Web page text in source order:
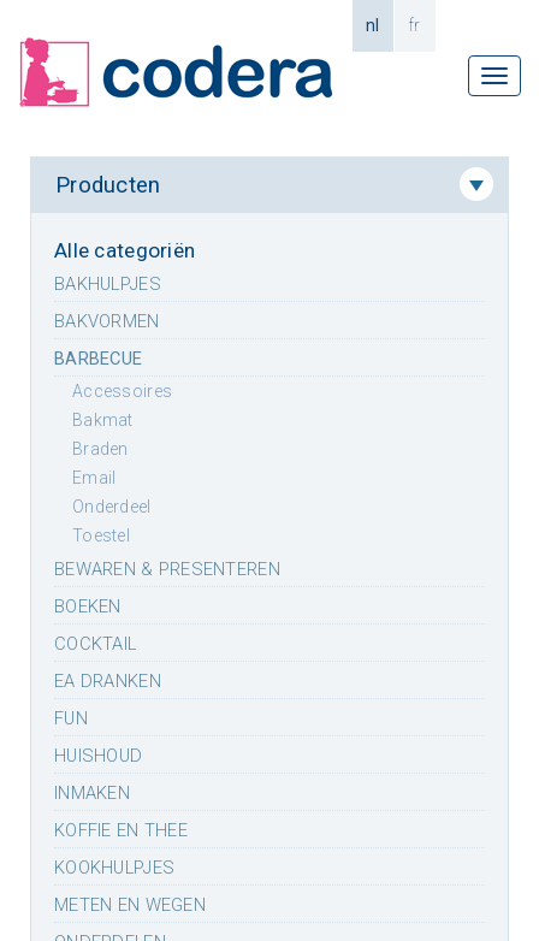
nl fr
Producten
Alle categoriën
BAKHULPJES
BAKVORMEN
BARBECUE
accessoires
bakmat
braden
email
onderdeel
toestel
BEWAREN & PRESENTEREN
BOEKEN
COCKTAIL
EA DRANKEN
FUN
HUISHOUD
INMAKEN
KOFFIE EN THEE
KOOKHULPJES
METEN EN WEGEN